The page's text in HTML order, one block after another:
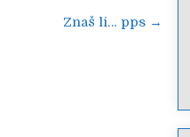
Znaš li… pps →